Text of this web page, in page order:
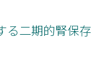
る二期的腎保存